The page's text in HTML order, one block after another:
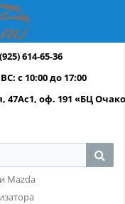
614-65-36
с 10:00 до 17:00
оф. 191 «БЦ
Mazda